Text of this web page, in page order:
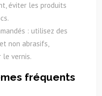
éviter les produits
: utilisez des
non abrasifs,
le vernis.
fréquents